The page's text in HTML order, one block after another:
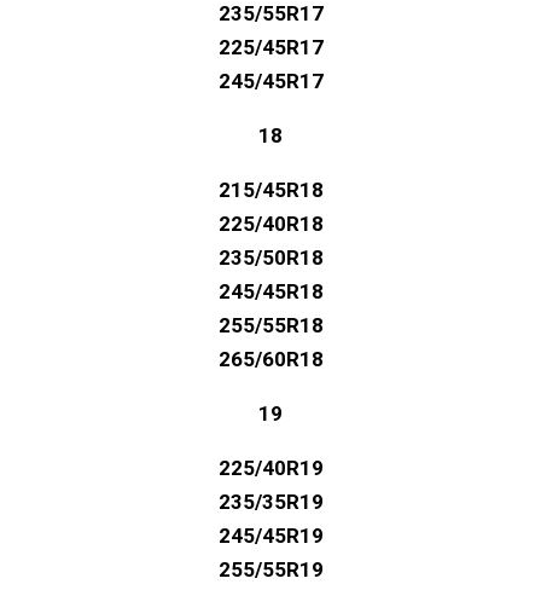
235/55R17
225/45R17
245/45R17
18
215/45R18
225/40R18
235/50R18
245/45R18
255/55R18
265/60R18
19
225/40R19
235/35R19
245/45R19
255/55R19